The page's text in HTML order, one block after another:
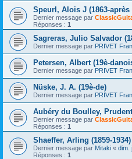
Speurl, Alois J (1863-après
Dernier message par
Réponses : 1
Sagreras, Julio Salvador
Dernier message par PRIVET
Petersen, Albert (19è-
Dernier message par PRIVET
Nüske, J. A. (19è-de)
Dernier message par PRIVET
Aubéry du Boulley,
Dernier message par
Réponses : 1
Shaeffer, Arling (1859-1934)
Dernier message par Mitaki « dim.
Réponses : 1